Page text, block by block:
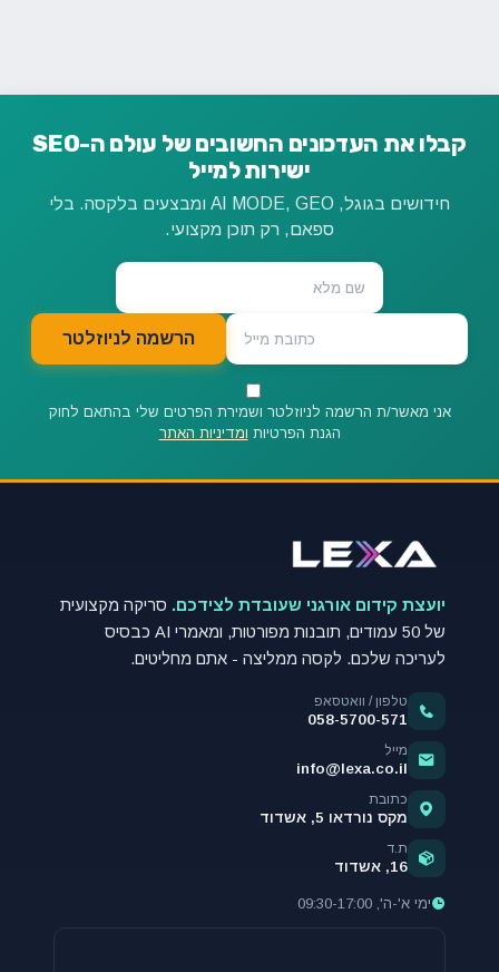
קבלו את העדכונים החשובים של עולם ה-SEO
ישירות למייל
חידושים בגוגל, AI MODE, GEO ומבצעים בלקסה. בלי
ספאם, רק תוכן מקצועי.
הרשמה לניוזלטר
אני מאשר/ת הרשמה לניוזלטר ושמירת הפרטים שלי בהתאם לחוק
הגנת הפרטיות ומדיניות האתר
יועצת קידום אורגני שעובדת לצידכם. סריקה מקצועית
של 50 עמודים, תובנות מפורטות, ומאמרי AI כבסיס
לעריכה שלכם. לקסה ממליצה - אתם מחליטים.
טלפון / וואטסאפ
058-5700-571
מייל
info@lexa.co.il
כתובת
מקס נורדאו 5, אשדוד
ת.ד
16, אשדוד
ימי א'-ה', 09:30-17:00